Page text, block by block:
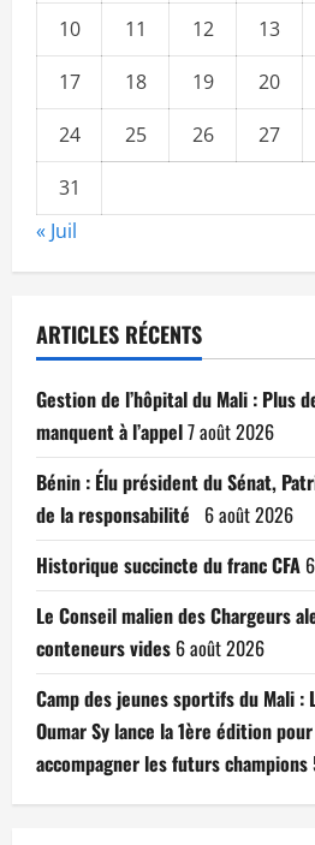
10
11 12 13
17
18 19 20
24
25 26 27
31
« Juil
ARTICLES RÉCENTS
Gestion de l’hôpital du Mali : Plus
manquent à l’appel7 août 2026
Bénin : Élu président du Sénat,
de la responsabilité 6 août 2026
Historique succincte du franc CFA
Le Conseil malien des Chargeurs
conteneurs vides 6 août 2026
Camp des jeunes sportifs du Mali :
Oumar Sy lance la 1ère édition
accompagner les futurs champions